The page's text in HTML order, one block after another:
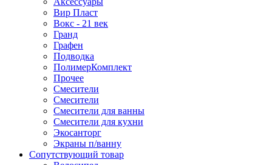
Вир Пласт
Вокс - 21 век
Гранд
Графен
Подводка
ПолимерКомплект
Прочее
Смесители
Смесители
Смесители для ванны
Смесители для кухни
Экосанторг
Экраны п/ванну
Сопутствующий товар